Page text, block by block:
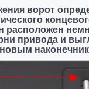
ворот
расположен
привода и